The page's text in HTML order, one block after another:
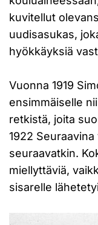
kuvitellut
uudisasukas,
hyökkäyksiä
Vuonna 1919
ensimmäiselle
retkistä, joita
1922
seuraavatkin.
miellyttäviä,
sisarelle